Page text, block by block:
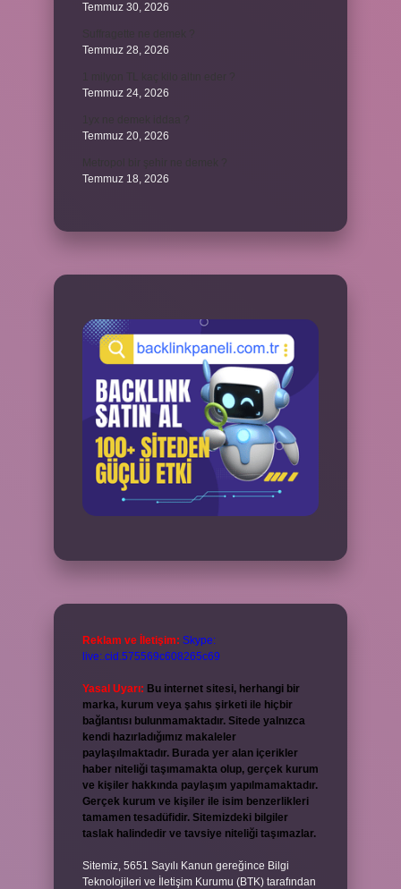
Temmuz 30, 2026
Temmuz 28, 2026
Temmuz 24, 2026
Temmuz 20, 2026
Temmuz 18, 2026
Reklam ve İletişim: Skype:
live:.cid.575569c608265c69
Yasal Uyarı: Bu internet sitesi, herhangi bir
marka, kurum veya şahıs şirketi ile hiçbir
bağlantısı bulunmamaktadır. Sitede yalnızca
kendi hazırladığımız makaleler
paylaşılmaktadır. Burada yer alan içerikler
haber niteliği taşımamakta olup, gerçek kurum
ve kişiler hakkında paylaşım yapılmamaktadır.
Gerçek kurum ve kişiler ile isim benzerlikleri
tamamen tesadüfidir. Sitemizdeki bilgiler
taslak halindedir ve tavsiye niteliği taşımazlar.
Sitemiz, 5651 Sayılı Kanun gereğince Bilgi
Teknolojileri ve İletişim Kurumu (BTK) tarafından